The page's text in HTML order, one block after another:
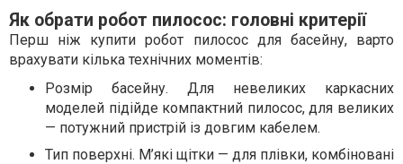
Як обрати робот пилосос: головні критерії
Перш ніж купити робот пилосос для басейну, варто
врахувати кілька технічних моментів:
Розмір басейну. Для невеликих каркасних
моделей підійде компактний пилосос, для великих
— потужний пристрій із довгим кабелем.
Тип поверхні. М’які щітки — для плівки, комбіновані